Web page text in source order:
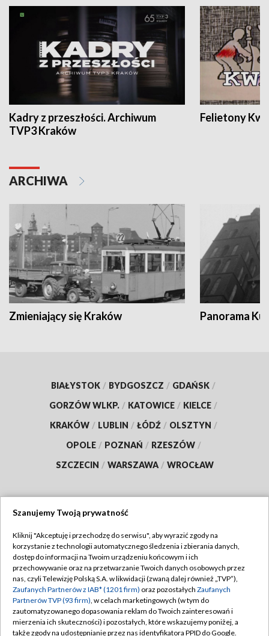
Kadry z przeszłości. Archiwum
TVP3 Kraków
Felietony
ARCHIWA
Zmieniający się Kraków Panorama
BIAŁYSTOK / BYDGOSZCZ / GDAŃSK /
GORZÓW WLKP. / KATOWICE / KIELCE /
KRAKÓW / LUBLIN / ŁÓDŹ / OLSZTYN /
OPOLE / POZNAŃ / RZESZÓW /
SZCZECIN / WARSZAWA / WROCŁAW
TVP
Abonament TVP
Emisja w TVP
Centrum informacji TVP
Naziemna Telewizja Cyfrowa
Regulamin TVP
Polityka prywatności
Moje zgody
Pomoc
Szanujemy Twoją prywatność
Kliknij "Akceptuję i przechodzę do serwisu", aby wyrazić zgody na
korzystanie z technologii automatycznego śledzenia i zbierania danych,
dostęp do informacji na Twoim urządzeniu końcowym i ich
przechowywanie oraz na przetwarzanie Twoich danych osobowych przez
nas, czyli Telewizję Polską S.A. w likwidacji (zwaną dalej również „TVP”),
Zaufanych Partnerów z IAB* (1201 firm) oraz pozostałych Zaufanych
Partnerów TVP (93 firm), w celach marketingowych (w tym do
zautomatyzowanego dopasowania reklam do Twoich zainteresowań i
mierzenia ich skuteczności) i pozostałych, które wskazujemy poniżej, a
także zgody na udostępnianie przez nas identyfikatora PPID do Google.